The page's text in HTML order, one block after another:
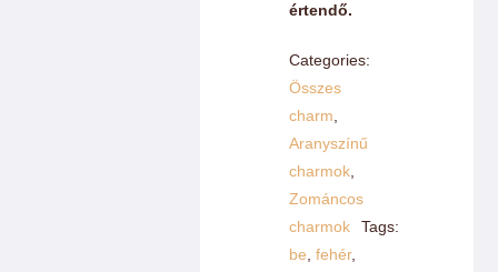
értendő.
Categories:
Összes
charm,
Aranyszínű
charmok,
Zománcos
charmok
Tags:
be,fehér,